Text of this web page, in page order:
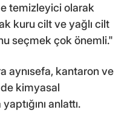
temizleyici olarak
kuru cilt ve yağlı cilt
seçmek çok önemli."
aynısefa, kantaron ve
kimyasal
anlattı.